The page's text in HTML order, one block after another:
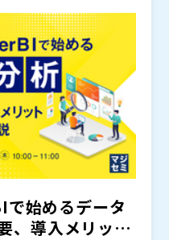
めに不可欠です。
信する可能性もございま
社（）
究所（） マジセミ株式
演企業は将来的に追
。
始めるデータ
、導入メリッ